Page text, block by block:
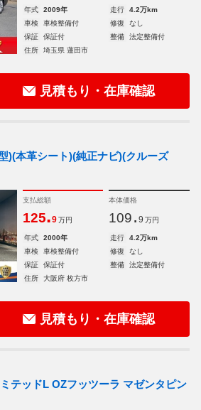
年式 2009年 走行
4.2万km
車検
車検整備付 修復
なし
保証
保証付 整備
法定整備付
住所
埼玉県 蓮田市
見積もり・在庫確認
)(本革シート)(純正ナビ)(クルーズ
支払総額
125.9 万円
本体価格
109. 9 万円
年式 2000年 走行
4.2万km
車検
車検整備付 修復
なし
保証
保証付 整備
法定整備付
住所
大阪府 枚方市
見積もり・在庫確認
テッドL OZフッツーラ マゼンタピン